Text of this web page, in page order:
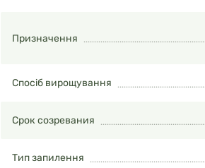
Призначення
Спосіб вирощування
Срок созревания
Тип запилення